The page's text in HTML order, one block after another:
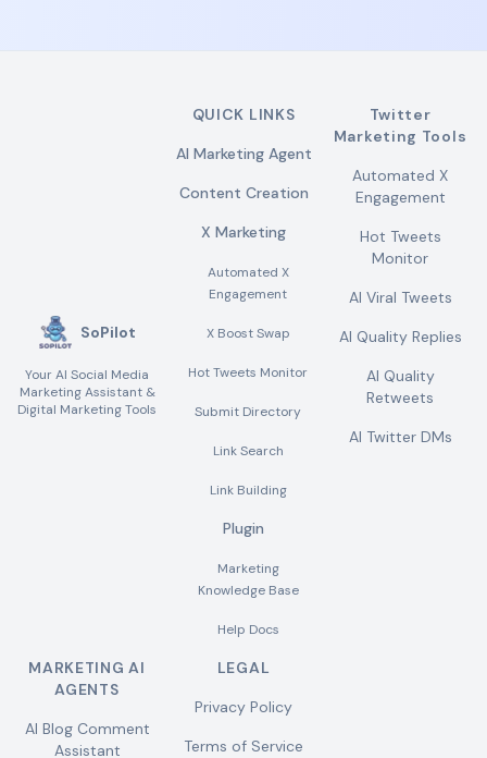
SoPilot
Your AI Social Media
Marketing Assistant &
Digital Marketing Tools
QUICK LINKS
AI Marketing Agent
Content Creation
X Marketing
Automated X
Engagement
X Boost Swap
Hot Tweets Monitor
Submit Directory
Link Search
Link Building
Plugin
Marketing
Knowledge Base
Help Docs
Twitter
Marketing Tools
Automated X
Engagement
Hot Tweets
Monitor
AI Viral Tweets
AI Quality Replies
AI Quality
Retweets
AI Twitter DMs
MARKETING AI
AGENTS
AI Blog Comment
Assistant
LEGAL
Privacy Policy
Terms of Service